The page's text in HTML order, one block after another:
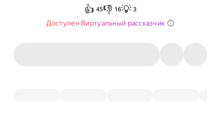
👍 45👎 16💡 3
Доступен Виртуальный рассказчик